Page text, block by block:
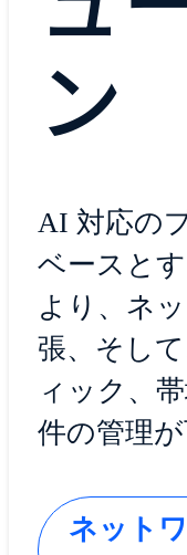
ン
AI 対応の
ベースと
より、ネ
張、そし
ィック、
件の管理が
ネット